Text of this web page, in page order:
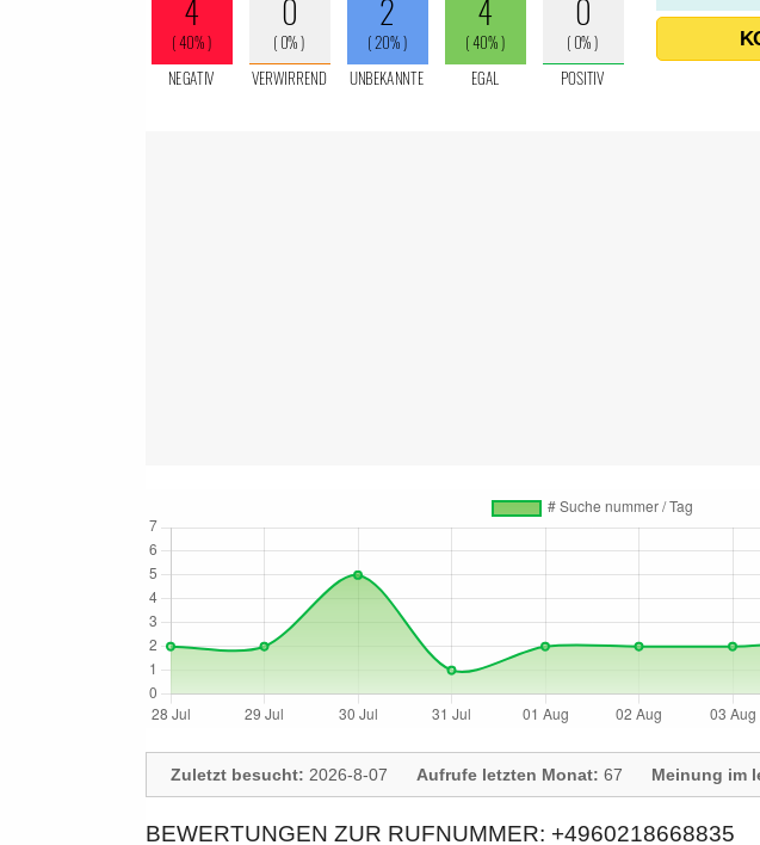
Zuletzt besucht: 2026-8-07 Aufrufe letzten Monat: 67 Meinung im
BEWERTUNGEN ZUR RUFNUMMER: +4960218668835